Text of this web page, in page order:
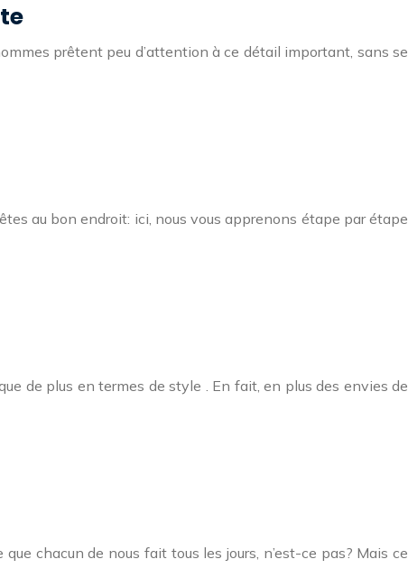
prêtent peu d’attention à ce détail important, sans se
au bon endroit: ici, nous vous apprenons étape par étape
de plus en termes de style . En fait, en plus des envies de
chacun de nous fait tous les jours, n’est-ce pas? Mais ce